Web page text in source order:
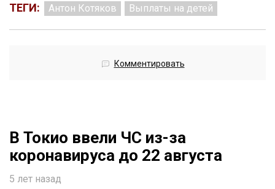
ТЕГИ: Антон Котяков Выплаты на детей
Комментировать
В Токио ввели ЧС из-за
коронавируса до 22 августа
5 лет назад